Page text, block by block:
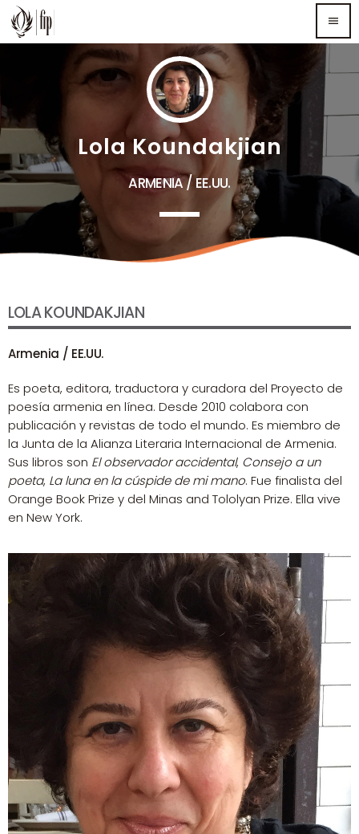
menu
TOP READING
Sorry, there is nothing for the moment.
MOST UPVOTEDLola Koundakjian
ARMENIA / EE.UU.
LOLA KOUNDAKJIAN
Armenia / EE.UU.
Es poeta, editora, traductora y curadora del Proyecto de
poesía armenia en línea. Desde 2010 colabora con
publicación y revistas de todo el mundo. Es miembro de
la Junta de la Alianza Literaria Internacional de Armenia.
Sus libros son El observador accidental, Consejo a un
poeta, La luna en la cúspide de mi mano. Fue finalista del
Orange Book Prize y del Minas and Tololyan Prize. Ella vive
en New York.